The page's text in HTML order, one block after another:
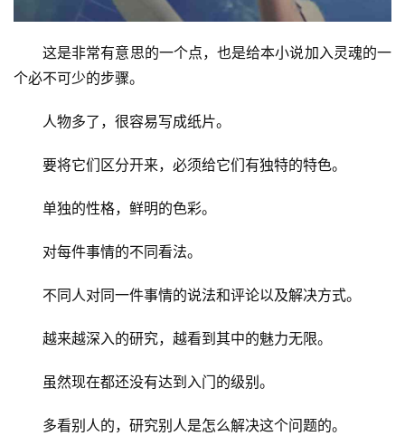
这是非常有意思的一个点，也是给本小说加入灵魂的一
个必不可少的步骤。
人物多了，很容易写成纸片。
要将它们区分开来，必须给它们有独特的特色。
单独的性格，鲜明的色彩。
对每件事情的不同看法。
不同人对同一件事情的说法和评论以及解决方式。
越来越深入的研究，越看到其中的魅力无限。
虽然现在都还没有达到入门的级别。
多看别人的，研究别人是怎么解决这个问题的。